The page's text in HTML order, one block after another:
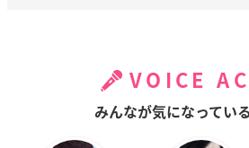
VOICE
みんなが気になってい